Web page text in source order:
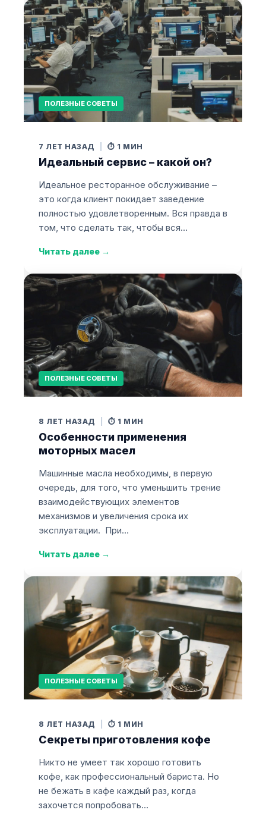
ПОЛЕЗНЫЕ СОВЕТЫ
7 ЛЕТ НАЗАД ⏱️ 1 МИН
Идеальный сервис – какой он?
Идеальное ресторанное обслуживание –
это когда клиент покидает заведение
полностью удовлетворенным. Вся правда в
том, что сделать так, чтобы вся…
Читать далее →
ПОЛЕЗНЫЕ СОВЕТЫ
8 ЛЕТ НАЗАД ⏱️ 1 МИН
Особенности применения
моторных масел
Машинные масла необходимы, в первую
очередь, для того, что уменьшить трение
взаимодействующих элементов
механизмов и увеличения срока их
эксплуатации. При…
Читать далее →
ПОЛЕЗНЫЕ СОВЕТЫ
8 ЛЕТ НАЗАД ⏱️ 1 МИН
Секреты приготовления кофе
Никто не умеет так хорошо готовить
кофе, как профессиональный бариста. Но
не бежать в кафе каждый раз, когда
захочется попробовать…